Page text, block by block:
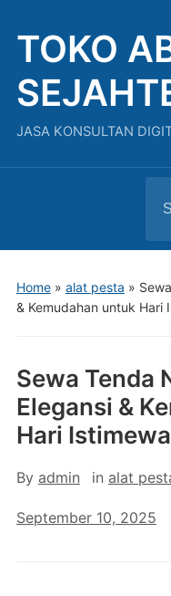
TOKO
JASA KONSULTAN
for:
Home» alat pesta »
& Kemudahan untuk Hari
Sewa Tenda
Elegansi &
Hari
By admin in alat
September 10, 2025